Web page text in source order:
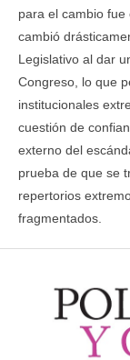
para el cambio
cambió
Legislativo al dar
Congreso, lo que
institucionales
cuestión de
externo del
prueba de que se
repertorios
fragmentados.